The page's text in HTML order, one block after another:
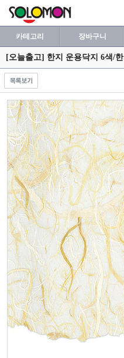
카테고리 장바구니
[오늘출고] 한지 운용닥지 6색/